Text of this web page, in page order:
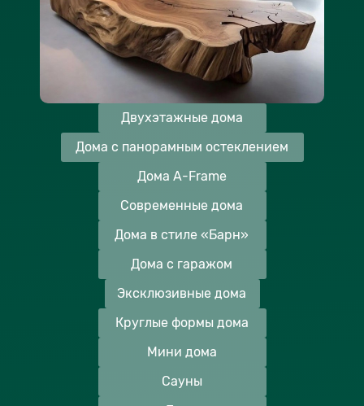
Двухэтажные дома
Дома с панорамным остеклением
Дома A-Frame
Современные дома
Дома в стиле «Барн»
Дома с гаражом
Эксклюзивные дома
Круглые формы дома
Мини дома
Сауны